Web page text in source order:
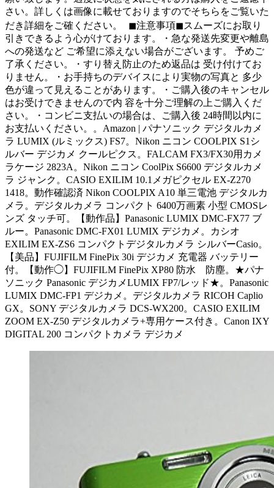
さい。詳しくは画像に載せておりますのでそちらをご覧いた
だき詳細をご確ください。 ◼︎注意事項◼︎スムーズにお取り
引きできるよう心がけております。・急な発送先変更や離島
への発送など ご希望に添えない場合がございます。 予めご
了承ください。・すり替え防止のため返品は 受け付けてお
りません。・お手持ちのデバイスにより実物の写真と 多少
色が違って見えることがあります。・ご購入後のキャンセル
はお受けできませんので内 容を十分ご理解の上ご購入くだ
さい。・コンビニ支払いの場合は、ご購入後 24時間以内に
お支払いください。。Amazon | パナソニック デジタルカメ
ラ LUMIX (ルミックス) FS7。Nikon ニコン COOLPIX S1シ
ルバー デジカメ クールピクス。FALCAM FX3/FX30用カメ
ラケージ 2823A。Nikon ニコン CoolPix S6600 デジタルカメ
ラ ジャンク。CASIO EXILIM 10.1メガピクセル EX-Z270
1418。動作確認済 Nikon COOLPIX A10 単三電池 デジタルカ
メラ。デジタルカメラ コンパクト 6400万画素 小型 CMOSレ
ンズ タッチ可。【動作品】Panasonic LUMIX DMC-FX77 ブ
ルー。Panasonic DMC-FX01 LUMIX デジカメ。カシオ
EXILIM EX-ZS6 コンパクトデジタルカメラ シルバーCasio。
【美品】FUJIFILM FinePix 30i デジカメ 充電器 バッテリー
付。【動作◯】FUJIFILM FinePix XP80 防水 防塵。★パナ
ソニック Panasonic デジカメLUMIX FP7/レッド★。Panasonic
LUMIX DMC-FP1 デジカメ。デジタルカメラ RICOH Caplio
GX。SONY デジタルカメラ DCS-WX200。CASIO EXILIM
ZOOM EX-Z50 デジタルカメラ+専用ケース付き。Canon IXY
DIGITAL 200 コンパクトカメラ デジカメ